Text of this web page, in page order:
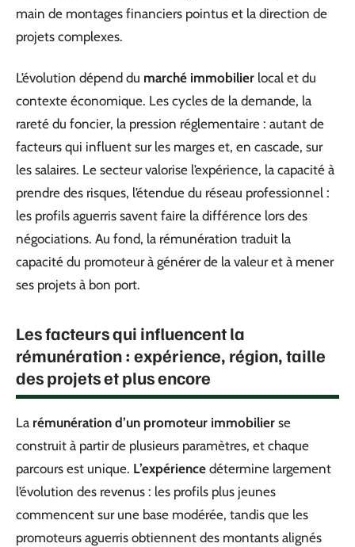
main de montages financiers pointus et la direction de
projets complexes.
L’évolution dépend du marché immobilier local et du
contexte économique. Les cycles de la demande, la
rareté du foncier, la pression réglementaire : autant de
facteurs qui influent sur les marges et, en cascade, sur
les salaires. Le secteur valorise l’expérience, la capacité à
prendre des risques, l’étendue du réseau professionnel :
les profils aguerris savent faire la différence lors des
négociations. Au fond, la rémunération traduit la
capacité du promoteur à générer de la valeur et à mener
ses projets à bon port.
Les facteurs qui influencent la
rémunération : expérience, région, taille
des projets et plus encore
La rémunération d’un promoteur immobilier se
construit à partir de plusieurs paramètres, et chaque
parcours est unique. L’expérience détermine largement
l’évolution des revenus : les profils plus jeunes
commencent sur une base modérée, tandis que les
promoteurs aguerris obtiennent des montants alignés